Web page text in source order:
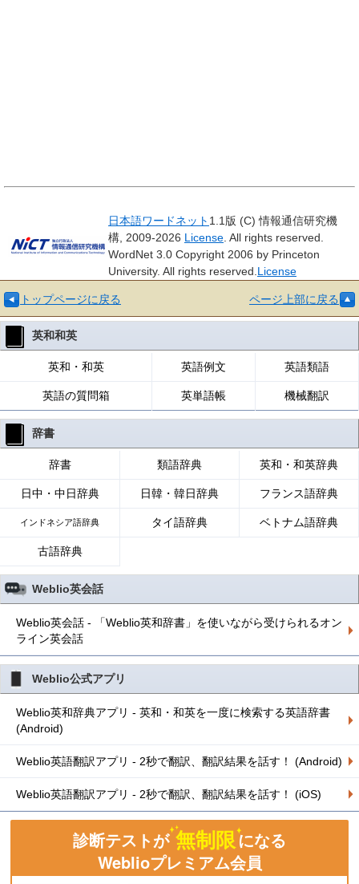
日本語ワードネット 1.1版 (C) 情報通信研究機
構, 2009-2026 License . All rights reserved.
WordNet 3.0 Copyright 2006 by Princeton
University. All rights reserved. License
トップページに戻る ページ上部に戻る
英和和英
英和・和英 英語例文 英語類語
英語の質問箱 英単語帳 機械翻訳
辞書
辞書 類語辞典 英和・和英辞典
日中・中日辞典 日韓・韓日辞典 フランス語辞典
インドネシア語辞典 タイ語辞典 ベトナム語辞典
古語辞典
Weblio英会話
Weblio英会話 - 「Weblio英和辞書」を使いながら受けられるオン
ライン英会話
Weblio公式アプリ
Weblio英和辞典アプリ - 英和・和英を一度に検索する英語辞書
(Android)
Weblio英語翻訳アプリ - 2秒で翻訳、翻訳結果を話す！ (Android)
Weblio英語翻訳アプリ - 2秒で翻訳、翻訳結果を話す！ (iOS)
診断テストが 無制限になる
Weblioプレミアム会員